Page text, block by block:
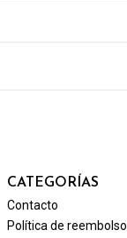
CATEGORÍAS
Contacto
Política de reembolso